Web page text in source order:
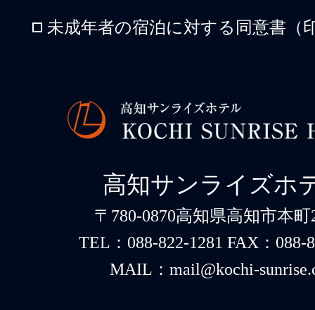
未成年者の宿泊に対する同意書（
高知サンライズホ
〒780-0870高知県高知市本町
TEL：088-822-1281 FAX：088-
MAIL：mail@kochi-